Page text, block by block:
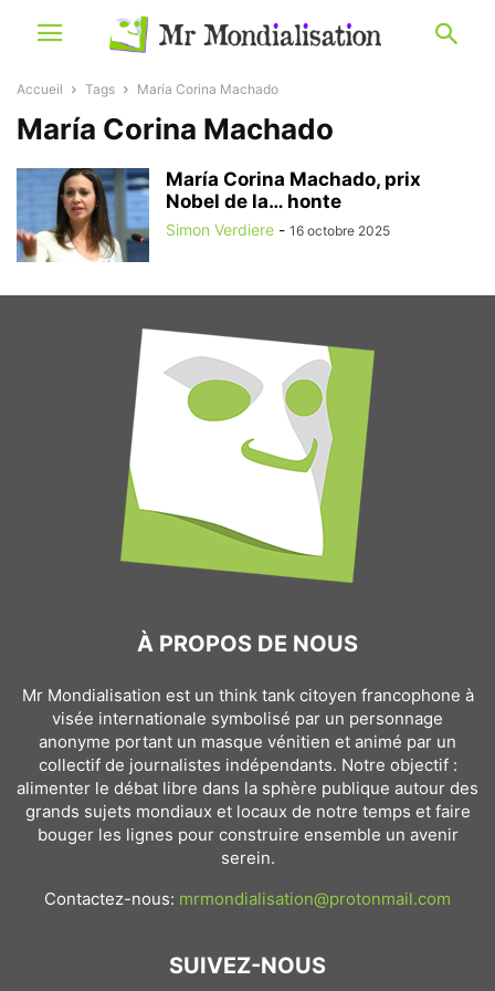
Accueil Tags María Corina Machado
María Corina Machado
María Corina Machado, prix
Nobel de la… honte
Simon Verdiere - 16 octobre 2025
À PROPOS DE NOUS
Mr Mondialisation est un think tank citoyen francophone à
visée internationale symbolisé par un personnage
anonyme portant un masque vénitien et animé par un
collectif de journalistes indépendants. Notre objectif :
alimenter le débat libre dans la sphère publique autour des
grands sujets mondiaux et locaux de notre temps et faire
bouger les lignes pour construire ensemble un avenir
serein.
Contactez-nous: mrmondialisation@protonmail.com
SUIVEZ-NOUS